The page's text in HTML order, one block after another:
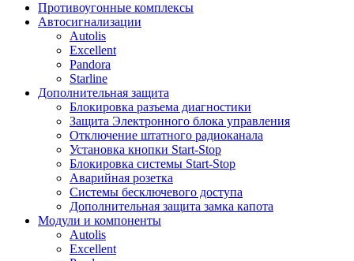
Противоугонные комплексы
Автосигнализации
Autolis
Excellent
Pandora
Starline
Дополнительная защита
Блокировка разъема диагностики
Защита Электронного блока управления
Отключение штатного радиоканала
Установка кнопки Start-Stop
Блокировка системы Start-Stop
Аварийная розетка
Системы бесключевого доступа
Дополнительная защита замка капота
Модули и компоненты
Autolis
Excellent